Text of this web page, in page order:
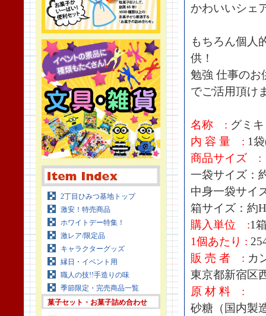
2丁目ひみつ基地トップ
激安！特売商品
ホワイトデー特集！
激レア/限定品
キャラクターグッズ
縁日・イベント用
職人の技!!手造りの味
季節限定・完売商品一覧
菓子セット・お菓子詰め合わせ
かわいいシェ
もちろん個人
供！
勉強 仕事のお
でご活用頂け
名称 : グミ
内 容 量 : 1
商品サイズ :
一袋サイズ：
中身一袋サイ
箱サイズ：約
購入単位 :1
1個あたり :
販 売 者 : カ
東京都新宿区
原 材 料 :
砂糖（国内製